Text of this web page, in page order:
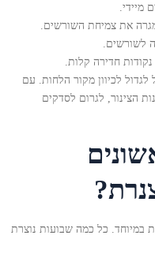
מיידי.
את צמיחת השורשים.
לשורשים.
חדירה קלות.
לכיוון מקור הלחות. עם
הצינור, לגרום לסדקים
במיוחד. כל כמה שבועות נוצרת